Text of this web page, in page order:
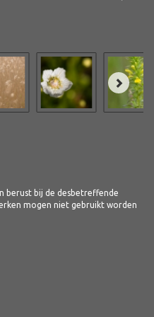
berust bij de desbetreffende
mogen niet gebruikt worden